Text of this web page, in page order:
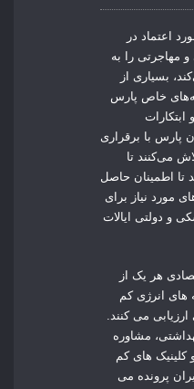
اعتماد در
مهاجرتی را به
بسیاری از
خاص پارس
ابتکارات
پارس با برقراری
می‌کنند تا
تا اطمینان حاصل
مورد نیاز برای
و دولتی ایالات
هر یک از
های انرژی کم
می کنند.
مشاوره
های کم
پرونده می